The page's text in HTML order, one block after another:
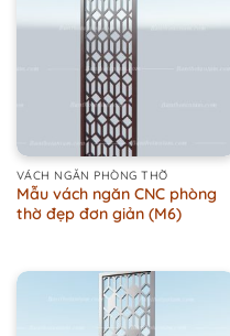
VÁCH NGĂN PHÒNG THỜ
Mẫu vách ngăn CNC phòng
thờ đẹp đơn giản (M6)